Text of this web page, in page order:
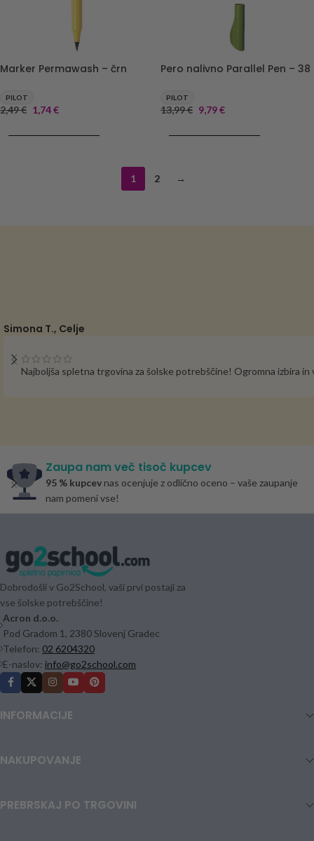
Marker Permawash – črn
PILOT
2,49€ 1,74€
Pero nalivno Parallel Pen – 38
PILOT
13,99€ 9,79€
1 2 →
Simona T., Celje
Najboljša spletna trgovina za šolske potrebščine! Ogromna izbira
Zaupa nam več tisoč kupcev
95 % kupcev nas ocenjuje z odlično oceno – vaše zaupanje
nam pomeni vse!
Dobrodošli v Go2School, vaši prvi postaji za
vse šolske potrebščine!
Acron d.o.o.
Pod Gradom 1, 2380 Slovenj Gradec
Telefon: 02 6204320
E-naslov: info@go2school.com
INFORMACIJE
NAKUPOVANJE
PREBRSKAJ PO TRGOVINI